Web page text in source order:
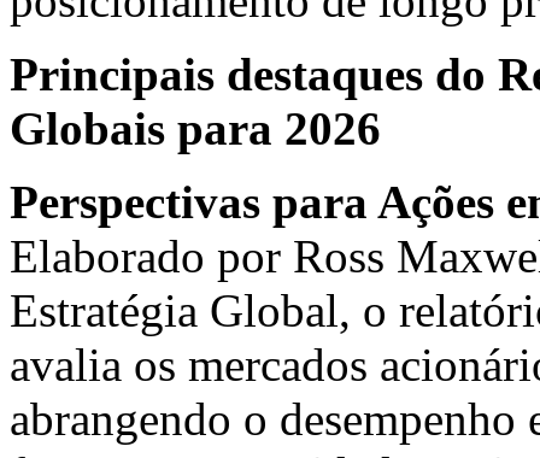
Principais destaques do
Globais para 2026
Perspectivas para Ações
Elaborado por Ross
Estratégia Global, o
avalia os mercados
abrangendo o